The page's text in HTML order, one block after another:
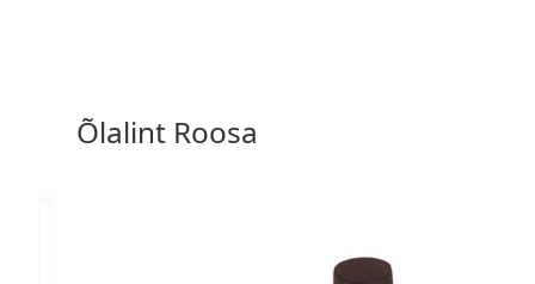
Õlalint Roosa